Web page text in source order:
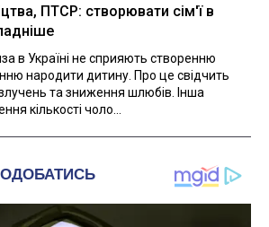
ПТСР: створювати сім'ї в
в Україні не сприяють створенню
народити дитину. Про це свідчить
та зниження шлюбів. Інша
кількості чоло...